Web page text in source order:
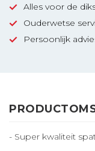
Alles voor de
Ouderwetse
Persoonlijk
- Super kwaliteit